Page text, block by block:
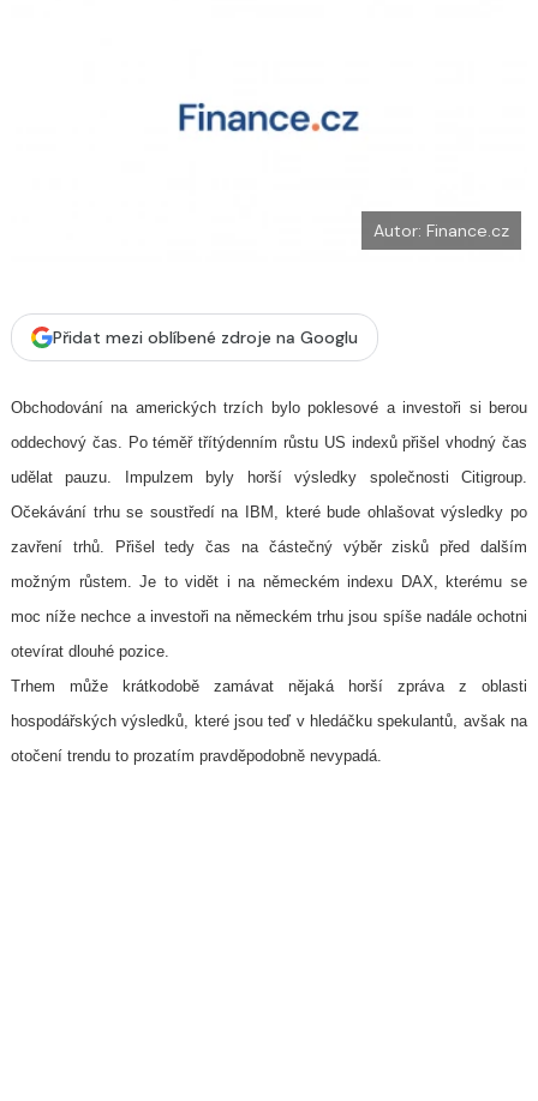
Autor: Finance.cz
Přidat mezi oblíbené zdroje na Googlu
Obchodování na amerických trzích bylo poklesové a investoři si berou
oddechový čas. Po téměř třítýdenním růstu US indexů přišel vhodný čas
udělat pauzu. Impulzem byly horší výsledky společnosti Citigroup.
Očekávání trhu se soustředí na IBM, které bude ohlašovat výsledky po
zavření trhů. Přišel tedy čas na částečný výběr zisků před dalším
možným růstem. Je to vidět i na německém indexu DAX, kterému se
moc níže nechce a investoři na německém trhu jsou spíše nadále ochotni
otevírat dlouhé pozice.
Trhem může krátkodobě zamávat nějaká horší zpráva z oblasti
hospodářských výsledků, které jsou teď v hledáčku spekulantů, avšak na
otočení trendu to prozatím pravděpodobně nevypadá.